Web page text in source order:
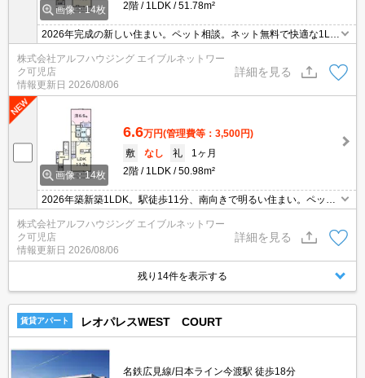
画像：14枚
2階
1LDK 51.78m²
2026年完成の新しい住まい。ペット相談。ネット無料で快適な1LD
K、駅まで徒歩11分。
株式会社アルフハウジング エイブルネットワー
ク可児店
情報更新日 2026/08/06
詳細を見る
画像：14枚
6.6万円(管理費等：3,500円)
敷
なし 礼
1ヶ月
2階
1LDK 50.98m²
2026年築新築1LDK。駅徒歩11分、南向きで明るい住まい。ペット
も相談可、ネット無料で快適生活。
株式会社アルフハウジング エイブルネットワー
ク可児店
情報更新日 2026/08/06
詳細を見る
残り14件を表示する
賃貸アパート レオパレスWEST COURT
名鉄広見線/日本ライン今渡駅 徒歩18分